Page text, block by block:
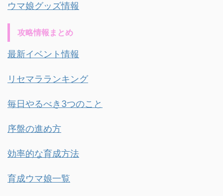
ウマ娘グッズ情報
攻略情報まとめ
最新イベント情報
リセマラランキング
毎日やるべき3つのこと
序盤の進め方
効率的な育成方法
育成ウマ娘一覧